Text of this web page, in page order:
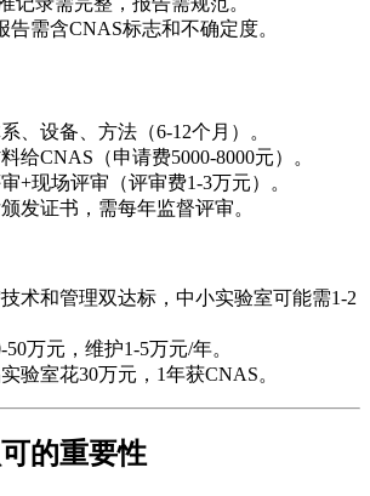
告需含CNAS标志和不确定度。
、设备、方法（6-12个月）。
给CNAS（申请费5000-8000元）。
审+现场评审（评审费1-3万元）。
颁发证书，需每年监督评审。
技术和管理双达标，中小实验室可能需1-2
万元，维护1-5万元/年。
实验室花30万元，1年获CNAS。
的重要性